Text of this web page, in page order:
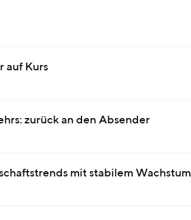
auf Kurs
zurück an den Absender
mit stabilem Wachstum